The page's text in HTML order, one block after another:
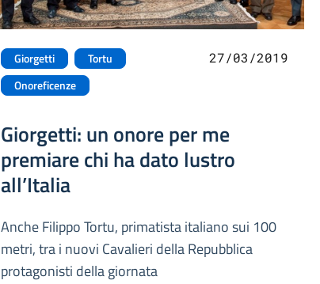
Giorgetti
Tortu
Onoreficenze
27/03/2019
Giorgetti: un onore per me
premiare chi ha dato lustro
all’Italia
Anche Filippo Tortu, primatista italiano sui 100
metri, tra i nuovi Cavalieri della Repubblica
protagonisti della giornata